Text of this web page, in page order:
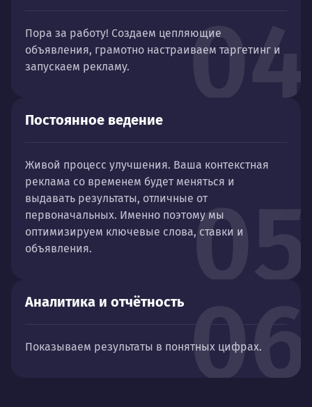
04
Пора за работу! Создаем цепляющие
объявления, грамотно настраиваем таргетинг и
запускаем рекламу.
05
Постоянное ведение
Живой процесс улучшения. Ваша контекстная
реклама со временем будет меняться и
выдавать результаты, отличные от
первоначальных. Именно поэтому мы
оптимизируем ключевые слова, ставки и
объявления.
06
Аналитика и отчётность
Показываем результаты в понятных цифрах.